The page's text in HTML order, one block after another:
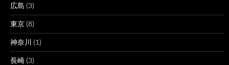
広島 (3)
東京 (8)
神奈川 (1)
長崎 (3)